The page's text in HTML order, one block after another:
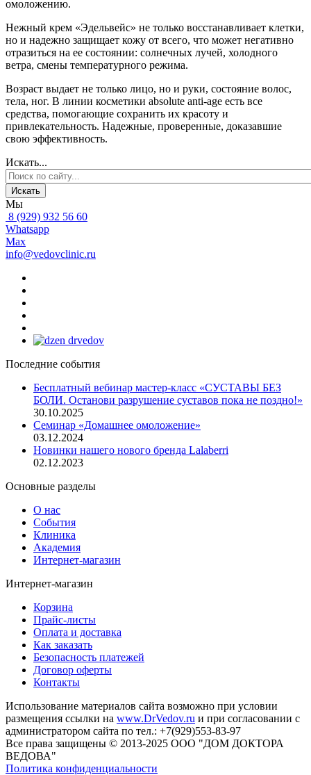
омоложению.
Нежный крем «Эдельвейс» не только восстанавливает клетки,
но и надежно защищает кожу от всего, что может негативно
отразиться на ее состоянии: солнечных лучей, холодного
ветра, смены температурного режима.
Возраст выдает не только лицо, но и руки, состояние волос,
тела, ног. В линии косметики absolute anti-age есть все
средства, помогающие сохранить их красоту и
привлекательность. Надежные, проверенные, доказавшие
свою эффективность.
Искать...
Искать
Мы
8 (929) 932 56 60
Whatsapp
Max
info@vedovclinic.ru
Последние события
Бесплатный вебинар мастер-класс «СУСТАВЫ БЕЗ
БОЛИ. Останови разрушение суставов пока не поздно!»
30.10.2025
Семинар «Домашнее омоложение»
03.12.2024
Новинки нашего нового бренда Lalaberri
02.12.2023
Основные разделы
О нас
События
Клиника
Академия
Интернет-магазин
Интернет-магазин
Корзина
Прайс-листы
Оплата и доставка
Как заказать
Безопасность платежей
Договор оферты
Контакты
Использование материалов сайта возможно при условии
размещения ссылки на www.DrVedov.ru и при согласовании с
администратором сайта по тел.: +7(929)553-83-97
Все права защищены © 2013-2025 ООО "ДОМ ДОКТОРА
ВЕДОВА"
Политика конфиденциальности